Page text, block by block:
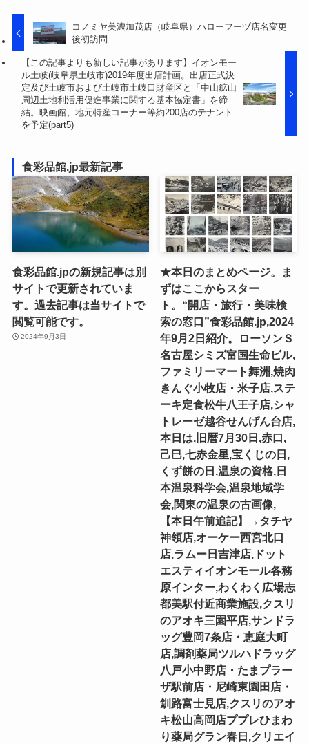
コノミヤ美濃加茂店（岐阜県）ハローフーヅ店名変更
後初訪問
【この記事よりも新しい記事があります】イオンモー
ル土岐(岐阜県土岐市)2019年度出店計画。出店正式決
定及び土岐市および土岐市土岐口財産区と「中山鉱山
周辺土地利活用促進事業に関する基本協定書」を締
結。映画館、地元特産コーナー等約200店のテナント
を予定(part5)
食彩品館.jp最新記事
食彩品館.jpの新規記事は別
サイトで更新されていま
す。過去記事は当サイトで
閲覧可能です。
2024年9月3日
★本日のまとめページ。ま
ずはここからスター
ト。“開店・旅行・美味検
索の窓口”食彩品館.jp,2024
年9月2日紹介。ローソンＳ
名古屋シミズ富国生命ビル,
ファミリーマート舞洲,焼肉
きんぐ小牧店・米子店,ステ
ーキ定食松牛八王子店,シャ
トレーゼ越谷せんげん台店,
本日は,旧暦7月30日,赤口,
己巳,七赤金星,宝くじの日,
くず餅の日,温泉の資格,日
本温泉科学会,温泉地域学
会,関東の温泉の古画像,
【本日午前追記】→タチヤ
神領店,オーケー西宮北口
店,ラムー日吉津店,ドット
エスティイオンモール各務
原インター,わくわく広場志
都美駅付近商業施設,クスリ
のアオキ三園平店,サンドラ
ッグ豊岡7条店・恵庭大町
店,調剤薬局ツルハドラッグ
八戸小中野店・たまプラー
ザ駅前店・尼崎東園田店・
釧路富士見店,クスリのアオ
キ松山高岡店ププレひまわ
り薬局グラン春日,クリエイ